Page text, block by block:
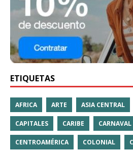
ETIQUETAS
AFRICA ARTE ASIA CENTRAL
CAPITALES CARIBE CARNAVAL
CENTROAMÉRICA COLONIAL